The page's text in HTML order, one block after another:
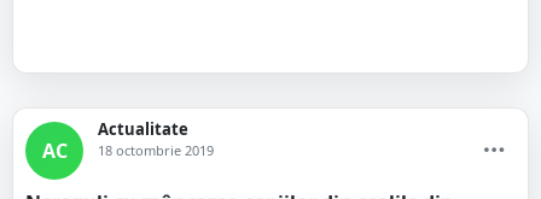
AC
Actualitate
18 octombrie 2019